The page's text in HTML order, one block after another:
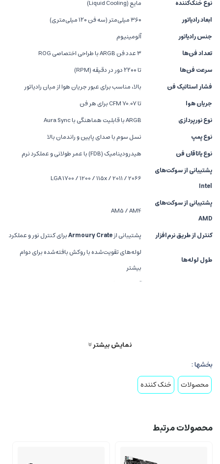
نوع خنک‌کننده
مایع (Liquid Cooling)
ابعاد رادیاتور
۳۶۰ میلی‌متر (سه فن ۱۲۰ میلی‌متری)
جنس رادیاتور
آلومینیوم
تعداد فن‌ها
۳ عدد فن ARGB با طراحی اختصاصی ROG
سرعت فن‌ها
تا ۲۲۰۰ دور در دقیقه (RPM)
فشار استاتیک فن
بالا، مناسب برای عبور جریان هوا از میان رادیاتور
جریان هوا
تا 70.07 CFM برای هر فن
نوع نورپردازی
ARGB با قابلیت هماهنگی با Aura Sync
نوع پمپ
نسل سوم با صدای پایین و راندمان بالا
نوع یاتاقان فن
هیدرودینامیک (FDB) با عمر طولانی و عملکرد نرم
پشتیبانی از سوکت‌های
Intel
LGA 1700 / 1200 / 115x / 2011 / 2066
پشتیبانی از سوکت‌های
AMD
AM5 / AM4
کنترل از طریق نرم‌افزار پشتیبانی ازArmoury Crateبرای کنترل نور و عملکرد
طول لوله‌ها
لوله‌های تقویت‌شده با روکش بافته‌شده برای دوام
بیشتر
آسان و سازگار با اکثر کیس‌های استاندارد
قدرت خنک‌سازی فوق‌العاده،مناسب برای پردازنده‌های رده‌بالا و سیستم‌های
حرفه‌ای
نورپردازی ARGB جذاب،
Sync
کنترل هوشمند،
متناسب با استانداردهای ROG برای گیمرهای حرفه‌ای
نمایش بیشتر
بخشها :
محصولات
خنک کننده
محصولات مرتبط